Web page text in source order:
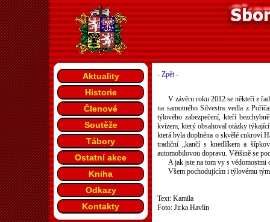
- Zpět -
V závěru roku 2012 se někteří z
na samotného Silvestra vedla z
týlového zabezpečení, kteří
kvízem, který obsahoval otázky
která byla doplněna o skvělé cukroví
tradiční „kančí s knedlíkem a
automobilovou dopravu. Většině se
A jak jste na tom vy s vědomostmi
Všem pochodujícím i týlovému
Text: Kamila
Foto: Jirka Havlín
Aktuality
Historie
Členové
Soutěže
Tábory
Ostatní akce
Kniha
Odkazy
Kontakty